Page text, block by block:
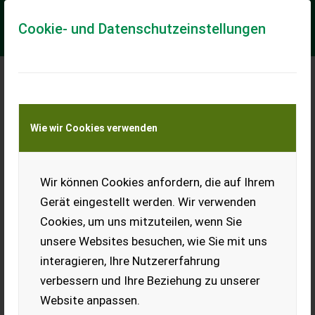
Cookie- und Datenschutzeinstellungen
Wie wir Cookies verwenden
Wir können Cookies anfordern, die auf Ihrem
Gerät eingestellt werden. Wir verwenden
Cookies, um uns mitzuteilen, wenn Sie
unsere Websites besuchen, wie Sie mit uns
interagieren, Ihre Nutzererfahrung
verbessern und Ihre Beziehung zu unserer
Website anpassen.
Meine Transportkostenanfrage
Transport von Land- und Baumaschinen –
KEINE Tiertransporte
560/45R22.5
ohne Felge.
EUR 0